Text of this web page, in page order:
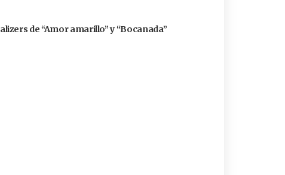
de “Amor amarillo” y “Bocanada”